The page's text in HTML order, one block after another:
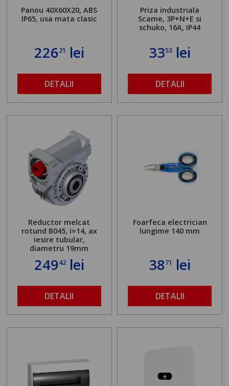
Panou 40X60X20, ABS
IP65, usa mata clasic
22621 lei
DETALII
Priza industriala
Scame, 3P+N+E si
schuko, 16A, IP44
3353 lei
DETALII
Reductor melcat
rotund B045, i=14, ax
iesire tubular,
diametru 19mm
24942lei
DETALII
Foarfeca electrician
lungime 140 mm
3871 lei
DETALII